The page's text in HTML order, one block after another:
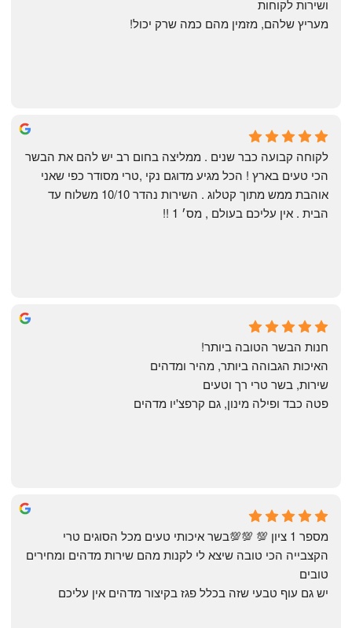
Shahaf Bendarker
6 months ago
ושירות לקוחות
מעריץ שלהם, מזמין מהם כמה שרק יכול!
Annael Annael
9 months ago
הבית . אין עליכם בעולם , מס׳ 1 !!
The Artechology
a year ago
חנות הבשר הטובה ביותר!
האיכות הגבוהה ביותר, מהיר ומדהים
שירות, בשר טרי רך וטעים
פטה כבד ופילה מינון, גם קרפצ'יו מדהים
טובים
יש גם עוף טבעי שזה בכלל פגז בקיצור מדהים אין עליכם